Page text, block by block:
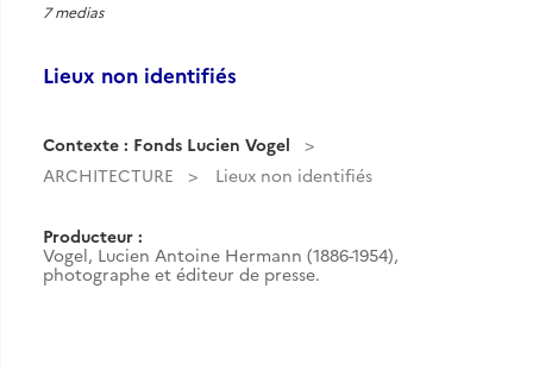
7 medias
Lieux non identifiés
Contexte : Fonds Lucien Vogel
ARCHITECTURE
Lieux non identifiés
Producteur :
Vogel, Lucien Antoine Hermann (1886-1954),
photographe et éditeur de presse.